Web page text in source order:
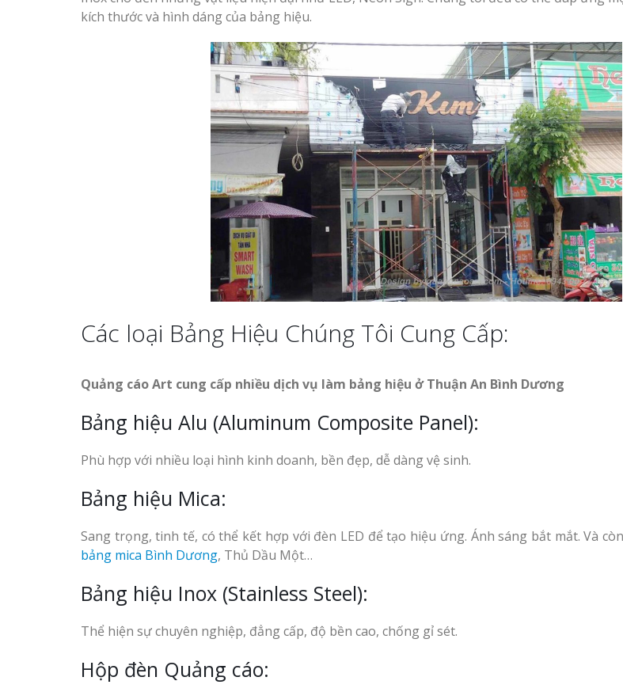
kích thước và hình dáng của bảng hiệu.
Các loại Bảng Hiệu Chúng Tôi Cung Cấp:
Quảng cáo Art cung cấp nhiều dịch vụ làm bảng hiệu ở Thuận An Bình Dương
Bảng hiệu Alu (Aluminum Composite Panel):
Phù hợp với nhiều loại hình kinh doanh, bền đẹp, dễ dàng vệ sinh.
Bảng hiệu Mica:
Sang trọng, tinh tế, có thể kết hợp với đèn LED để tạo hiệu ứng. Ánh sáng bắt mắt. Và
bảng mica Bình Dương, Thủ Dầu Một…
Bảng hiệu Inox (Stainless Steel):
Thể hiện sự chuyên nghiệp, đẳng cấp, độ bền cao, chống gỉ sét.
Hộp đèn Quảng cáo:
Làm bảng hiệu gỗ tại